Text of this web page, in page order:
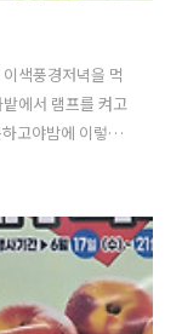
색풍경저녁을 먹
에서 램프를 켜고
고야밤에 이렇게
게 느껴졌다.모
녁을 먹고 9시를
에서 마음
업로드하여 친
수 있습니